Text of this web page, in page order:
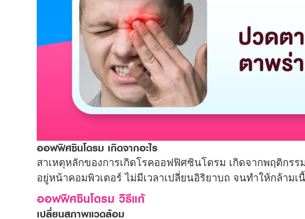
ออฟฟิศซินโดรม เกิดจากอะไร
สาเหตุหลักของการเกิดโรคออฟฟิศซินโดรม เกิดจากพฤติกร
อยู่หน้าคอมพิวเตอร์ ไม่มีเวลาเปลี่ยนอิริยาบถ จนทำให้กล้ามเ
ออฟฟิศซินโดรม วิธีแก้
เปลี่ยนสภาพแวดล้อม